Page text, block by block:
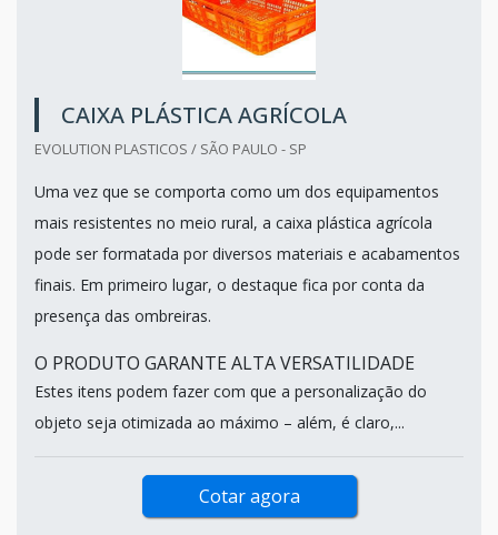
CAIXA PLÁSTICA AGRÍCOLA
EVOLUTION PLASTICOS / SÃO PAULO - SP
Uma vez que se comporta como um dos equipamentos
mais resistentes no meio rural, a caixa plástica agrícola
pode ser formatada por diversos materiais e acabamentos
finais. Em primeiro lugar, o destaque fica por conta da
presença das ombreiras.
O PRODUTO GARANTE ALTA VERSATILIDADE
Estes itens podem fazer com que a personalização do
objeto seja otimizada ao máximo – além, é claro,...
Cotar agora